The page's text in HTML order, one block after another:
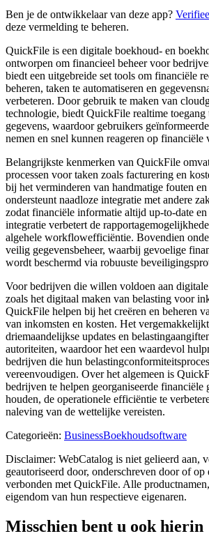
Ben je de ontwikkelaar van deze app?
deze vermelding te beheren.
QuickFile is een digitale boekhoud- en
ontworpen om financieel beheer voor
biedt een uitgebreide set tools om financiële
beheren, taken te automatiseren en
verbeteren. Door gebruik te maken van
technologie, biedt QuickFile realtime toegang
gegevens, waardoor gebruikers
nemen en snel kunnen reageren op financiële
Belangrijkste kenmerken van QuickFile
processen voor taken zoals facturering en
bij het verminderen van handmatige fouten
ondersteunt naadloze integratie met andere
zodat financiële informatie altijd up-to-date
integratie verbetert de
algehele workflowefficiëntie. Bovendien
veilig gegevensbeheer, waarbij gevoelige
wordt beschermd via robuuste
Voor bedrijven die willen voldoen aan
zoals het digitaal maken van belasting voor
QuickFile helpen bij het creëren en beheren
van inkomsten en kosten. Het
driemaandelijkse updates en
autoriteiten, waardoor het een waardevol
bedrijven die hun
vereenvoudigen. Over het algemeen is
bedrijven te helpen georganiseerde financiële
houden, de operationele efficiëntie te
naleving van de wettelijke vereisten.
Categorieën: BusinessBoekhoudsoftware
Disclaimer: WebCatalog is niet gelieerd aan,
geautoriseerd door, onderschreven door of
verbonden met QuickFile. Alle
eigendom van hun respectieve eigenaren.
Misschien bent u ook hierin